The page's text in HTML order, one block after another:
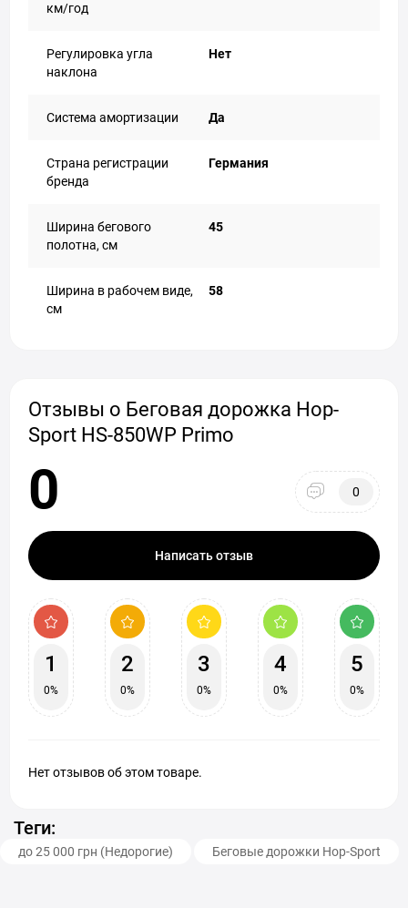
км/год
Регулировка угла
наклона
Нет
Система амортизации Да
Страна регистрации
бренда
Германия
Ширина бегового
полотна, см
45
Ширина в рабочем виде,
см
58
Отзывы о Беговая дорожка Hop-
Sport HS-850WP Primo
0 0
Написать отзыв
1
0%
2
0%
3
0%
4
0%
5
0%
Нет отзывов об этом товаре.
Теги:
до 25 000 грн (Недорогие) Беговые дорожки Hop-Sport